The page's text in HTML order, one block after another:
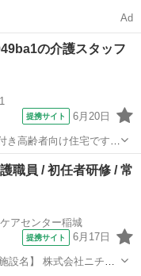
Ad
の介護スタッフ
提携サイト 6月20日
高齢者向け住宅です。
いのご利用者さま宅に
職員 / 初任者研修 / 常
アセンター稲城
提携サイト 6月17日